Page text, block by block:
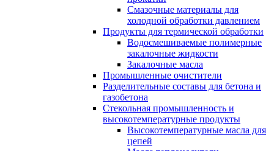
Смазочные материалы для
холодной обработки давлением
Продукты для термической обработки
Водосмешиваемые полимерные
закалочные жидкости
Закалочные масла
Промышленные очистители
Разделительные составы для бетона и
газобетона
Стекольная промышленность и
высокотемпературные продукты
Высокотемпературные масла для
цепей